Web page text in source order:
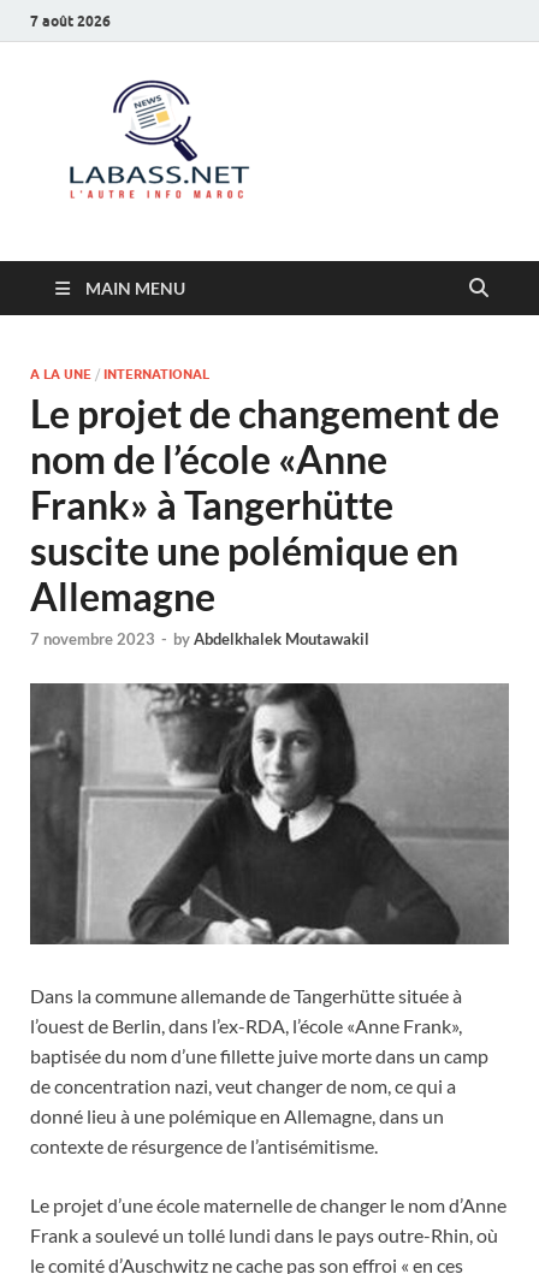
7 août 2026
MAIN MENU
A LA UNE / INTERNATIONAL
Le projet de changement de
nom de l’école «Anne
Frank» à Tangerhütte
suscite une polémique en
Allemagne
7 novembre 2023 - byAbdelkhalek Moutawakil
Dans la commune allemande de Tangerhütte située à
l’ouest de Berlin, dans l’ex-RDA, l’école «Anne Frank»,
baptisée du nom d’une fillette juive morte dans un camp
de concentration nazi, veut changer de nom, ce qui a
donné lieu à une polémique en Allemagne, dans un
contexte de résurgence de l’antisémitisme.
Le projet d’une école maternelle de changer le nom d’Anne
Frank a soulevé un tollé lundi dans le pays outre-Rhin, où
le comité d’Auschwitz ne cache pas son effroi « en ces